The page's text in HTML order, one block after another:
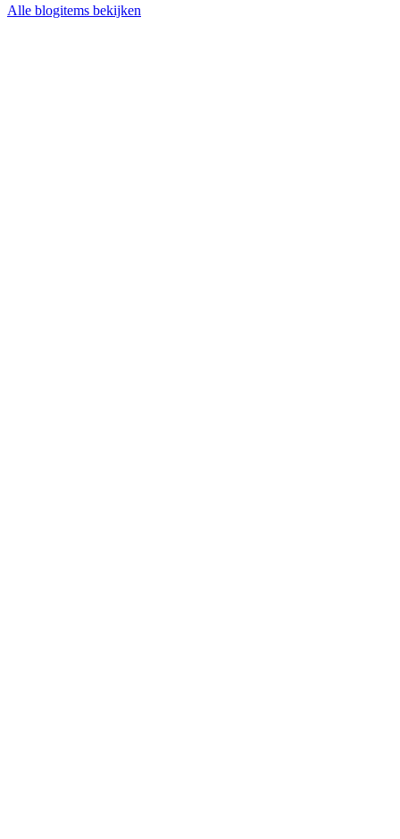
Alle blogitems bekijken